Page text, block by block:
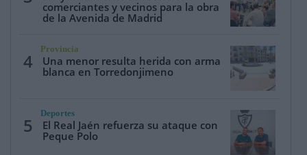
comerciantes y vecinos para la obra
de la Avenida de Madrid
4
Provincia
Una menor resulta herida con arma
blanca en Torredonjimeno
5
Deportes
El Real Jaén refuerza su ataque con
Peque Polo